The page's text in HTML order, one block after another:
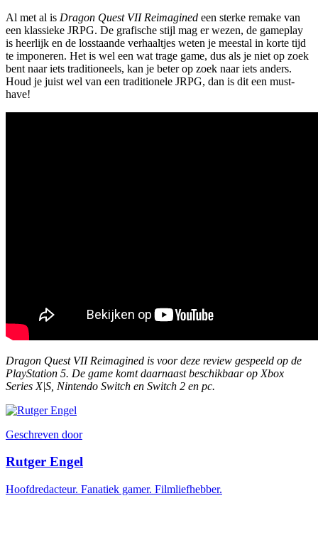
Al met al is Dragon Quest VII Reimagined een sterke remake van
een klassieke JRPG. De grafische stijl mag er wezen, de gameplay
is heerlijk en de losstaande verhaaltjes weten je meestal in korte tijd
te imponeren. Het is wel een wat trage game, dus als je niet op zoek
bent naar iets traditioneels, kan je beter op zoek naar iets anders.
Houd je juist wel van een traditionele JRPG, dan is dit een must-
have!
Dragon Quest VII Reimagined is voor deze review gespeeld op de
PlayStation 5. De game komt daarnaast beschikbaar op Xbox
Series X|S, Nintendo Switch en Switch 2 en pc.
Geschreven door
Rutger Engel
Hoofdredacteur. Fanatiek gamer. Filmliefhebber.